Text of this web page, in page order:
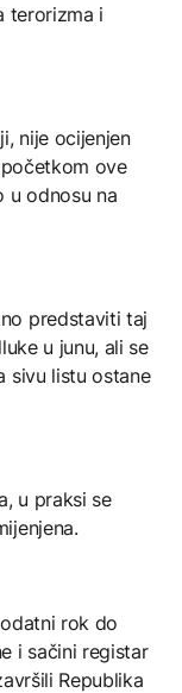
terorizma i
nije ocijenjen
ove
u odnosu na
predstaviti taj
u junu, ali se
sivu listu ostane
u praksi se
rok do
i sačini registar
Republika